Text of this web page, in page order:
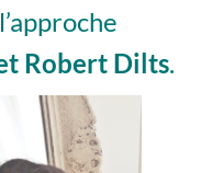
Robert Dilts.